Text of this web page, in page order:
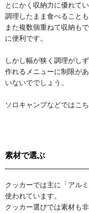
とにかく収納力に優れてい
調理したまま食べること
また複数個重ねて収納も
に便利です。
しかし幅が狭く調理がしず
作れるメニューに制限が
いないででしょう。
ソロキャンプなどではこ
素材で選ぶ
クッカーでは主に「アル
使われています。
クッカー選びでは素材も